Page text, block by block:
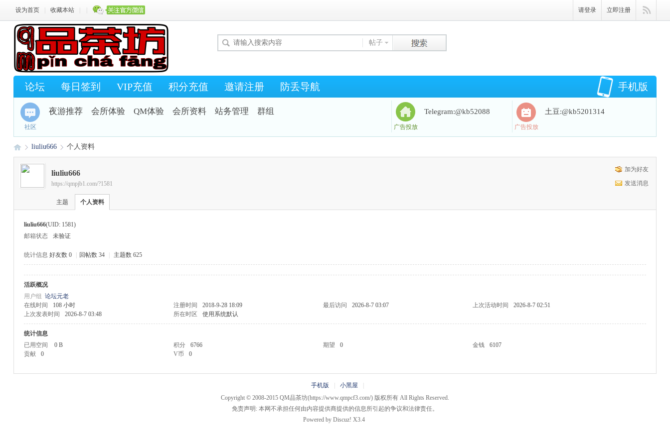
设为首页 收藏本站 请登录 立即注册
帖子
手机版
论坛 每日签到 VIP充值 积分充值 邀请注册 防丢导航
社区
夜游推荐 会所体验 QM体验 会所资料 站务管理 群组 土豆:@kb5201314
广告投放
Telegram:@kb52088
广告投放
›
liuliu666
›
个人资料
加为好友
发送消息
liuliu666
https://qmpjb1.com/?1581
主题 个人资料
liuliu666(UID: 1581)
邮箱状态
未验证
统计信息 好友数 0 回帖数 34 主题数 625
活跃概况
用户组 论坛元老
在线时间
108 小时 注册时间 2018-9-28 18:09 最后访问 2026-8-7 03:07 上次活动时间
2026-8-7 02:51
上次发表时间
2026-8-7 03:48 所在时区 使用系统默认
统计信息
已用空间
0 B 积分 6766 期望 0 金钱
6107
贡献
0 V币 0
手机版 小黑屋
Copyright © 2008-2015 QM品茶坊(https://www.qmpcf3.com/) 版权所有 All Rights Reserved.
免责声明: 本网不承担任何由内容提供商提供的信息所引起的争议和法律责任。
Powered byDiscuz! X3.4